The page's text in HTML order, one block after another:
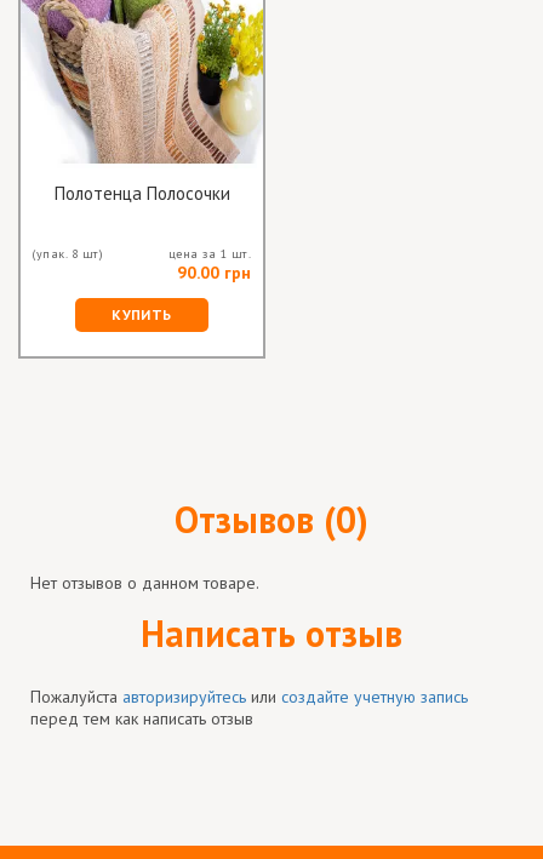
Полотенца Полосочки
(упак. 8 шт) цена за 1 шт.
90.00 грн
КУПИТЬ
Отзывов (0)
Нет отзывов о данном товаре.
Написать отзыв
Пожалуйста авторизируйтесь или создайте учетную запись
перед тем как написать отзыв